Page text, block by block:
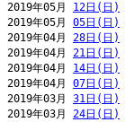
2019年05月 12日(日)
2019年05月 05日(日)
2019年04月 28日(日)
2019年04月 21日(日)
2019年04月 14日(日)
2019年04月 07日(日)
2019年03月 31日(日)
2019年03月 24日(日)